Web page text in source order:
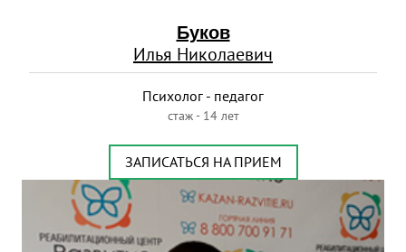
Буков
Илья Николаевич
Психолог - педагог
стаж - 14 лет
ЗАПИСАТЬСЯ НА ПРИЕМ